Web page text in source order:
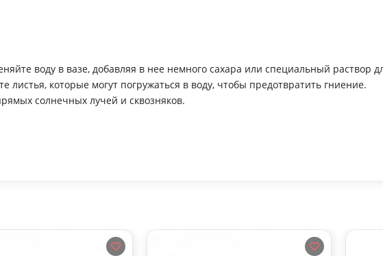
воду в вазе, добавляя в нее немного сахара или специальный раствор
листья, которые могут погружаться в воду, чтобы предотвратить гниение.
солнечных лучей и сквозняков.